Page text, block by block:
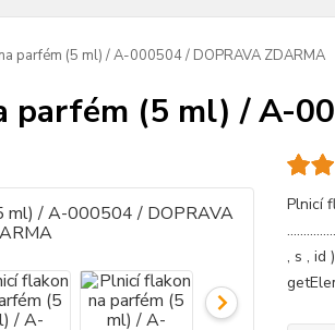
parfém (5 ml) / A-000504 / DOPRAVA ZDARMA
parfém (5 ml) / A-
Plnicí
, s , id